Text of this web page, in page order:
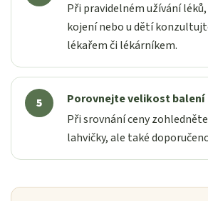
Při pravidelném užívání
kojení nebo u dětí
lékařem či lékárníkem.
Porovnejte velikost balení
Při srovnání ceny
lahvičky, ale také